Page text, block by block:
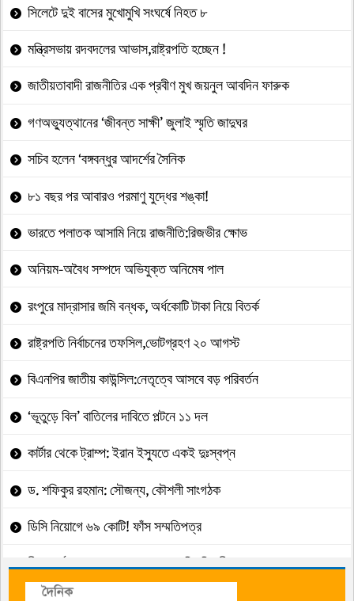
সিলেটে দুই বাসের মুখোমুখি সংঘর্ষে নিহত ৮
মন্ত্রিসভায় রদবদলের আভাস,রাষ্ট্রপতি হচ্ছেন !
জাতীয়তাবাদী রাজনীতির এক প্রবীণ মুখ জয়নুল আবদিন ফারুক
গণঅভ্যুত্থানের ‘জীবন্ত সাক্ষী’ জুলাই স্মৃতি জাদুঘর
সচিব হলেন ‘বঙ্গবন্ধুর আদর্শের সৈনিক
৮১ বছর পর আবারও পরমাণু যুদ্ধের শঙ্কা!
ভারতে পলাতক আসামি নিয়ে রাজনীতি:রিজভীর ক্ষোভ
অনিয়ম-অবৈধ সম্পদে অভিযুক্ত অনিমেষ পাল
রংপুরে মাদ্রাসার জমি বন্ধক, অর্ধকোটি টাকা নিয়ে বিতর্ক
রাষ্ট্রপতি নির্বাচনের তফসিল,ভোটগ্রহণ ২০ আগস্ট
বিএনপির জাতীয় কাউন্সিল:নেতৃত্বে আসবে বড় পরিবর্তন
‘ভূতুড়ে বিল’ বাতিলের দাবিতে পল্টনে ১১ দল
কার্টার থেকে ট্রাম্প: ইরান ইস্যুতে একই দুঃস্বপ্ন
ড. শফিকুর রহমান: সৌজন্য, কৌশলী সাংগঠক
ডিসি নিয়োগে ৬৯ কোটি! ফাঁস সম্মতিপত্র
নীরব কর্মযজ্ঞে ব্যাস্ত থাকেন রুহুল কবির রিজভী